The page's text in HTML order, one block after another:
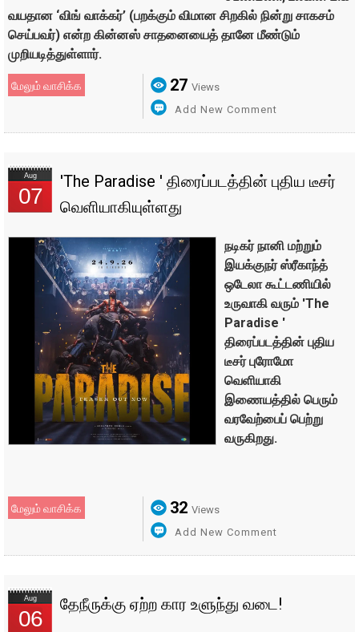
வயதான ‘விங் வாக்கர்’ (பறக்கும் விமான சிறகில் நின்று சாகசம்
செய்பவர்) என்ற கின்னஸ் சாதனையைத் தானே மீண்டும்
முறியடித்துள்ளார்.
மேலும் வாசிக்க 27 Views
Add New Comment
Aug
07
'The Paradise ' திரைப்படத்தின் புதிய டீசர்
வெளியாகியுள்ளது
நடிகர் நானி மற்றும்
இயக்குநர் ஸ்ரீகாந்த்
ஒடேலா கூட்டணியில்
உருவாகி வரும் 'The
Paradise '
திரைப்படத்தின் புதிய
டீசர் புரோமோ
வெளியாகி
இணையத்தில் பெரும்
வரவேற்பைப் பெற்று
வருகிறது.
மேலும் வாசிக்க 32 Views
Add New Comment
Aug
06
தேநீருக்கு ஏற்ற கார உளுந்து வடை!